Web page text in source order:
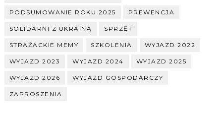
PODSUMOWANIE ROKU 2025 PREWENCJA
SOLIDARNI Z UKRAINĄ SPRZĘT
STRAŻACKIE MEMY SZKOLENIA WYJAZD 2022
WYJAZD 2023 WYJAZD 2024 WYJAZD 2025
WYJAZD 2026 WYJAZD GOSPODARCZY
ZAPROSZENIA